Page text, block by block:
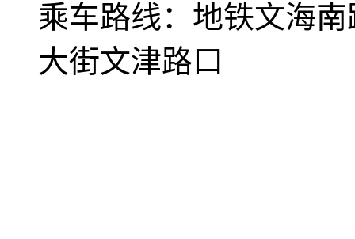
乘车路线： 地铁文海
大街文津路口